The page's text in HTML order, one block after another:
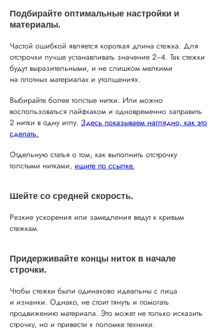
Подбирайте оптимальные настройки и
материалы.
Частой ошибкой является короткая длина стежка. Для
отстрочки лучше устанавливать значение 2−4. Так стежки
будут выразительными, и не слишком мелкими
на плотных материалах и утолщениях.
Выбирайте более толстые нитки. Или можно
воспользоваться лайфхаком и одновременно заправить
2 нитки в одну иглу. Здесь показываем наглядно, как это
сделать.
Отдельную статья о том, как выполнить отстрочку
толстыми нитками, ищите по ссылке.
Шейте со средней скорость.
Резкие ускорения или замедления ведут к кривым
стежкам.
Придерживайте концы ниток в начале
строчки.
Чтобы стежки были одинаково идеальны с лица
и изнанки. Однако, не стоит тянуть и помогать
продвижению материала. Это может не только исказить
строчку, но и привести к поломке техники.